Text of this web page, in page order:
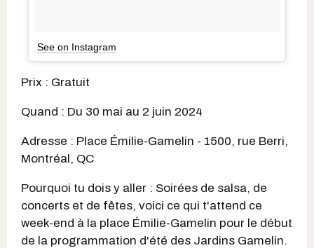
See on Instagram
Prix : Gratuit
Quand : Du 30 mai au 2 juin 2024
Adresse : Place Émilie-Gamelin - 1500, rue Berri,
Montréal, QC
Pourquoi tu dois y aller : Soirées de salsa, de
concerts et de fêtes, voici ce qui t'attend ce
week-end à la place Émilie-Gamelin pour le début
de la programmation d'été des Jardins Gamelin.